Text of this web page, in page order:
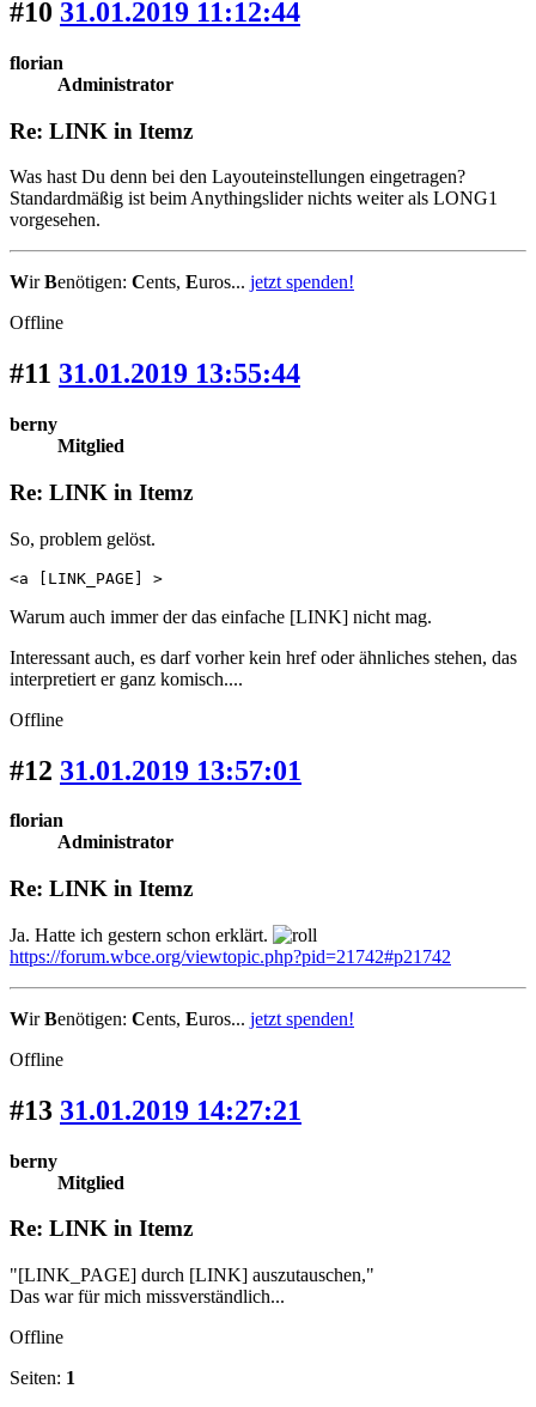
#10 31.01.2019 11:12:44
florian
Administrator
Re: LINK in Itemz
Was hast Du denn bei den Layouteinstellungen eingetragen?
Standardmäßig ist beim Anythingslider nichts weiter als LONG1
vorgesehen.
WirBenötigen: Cents, Euros... jetzt spenden!
Offline
#11 31.01.2019 13:55:44
berny
Mitglied
Re: LINK in Itemz
So, problem gelöst.
<a [LINK_PAGE] >
Warum auch immer der das einfache [LINK] nicht mag.
Interessant auch, es darf vorher kein href oder ähnliches stehen, das
interpretiert er ganz komisch....
Offline
#12 31.01.2019 13:57:01
florian
Administrator
Re: LINK in Itemz
Ja. Hatte ich gestern schon erklärt.
https://forum.wbce.org/viewtopic.php?pid=21742#p21742
WirBenötigen: Cents, Euros... jetzt spenden!
Offline
#13 31.01.2019 14:27:21
berny
Mitglied
Re: LINK in Itemz
"[LINK_PAGE] durch [LINK] auszutauschen,"
Das war für mich missverständlich...
Offline
Seiten: 1